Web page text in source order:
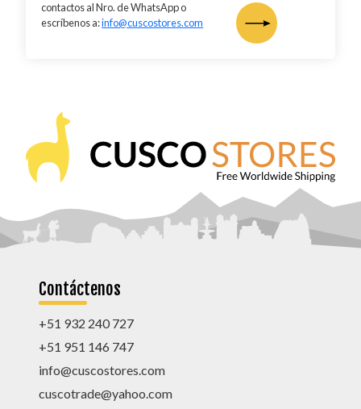
contactos al Nro. de WhatsApp o
escríbenos a:info@cuscostores.com
Contáctenos
+51 932 240 727
+51 951 146 747
info@cuscostores.com
cuscotrade@yahoo.com